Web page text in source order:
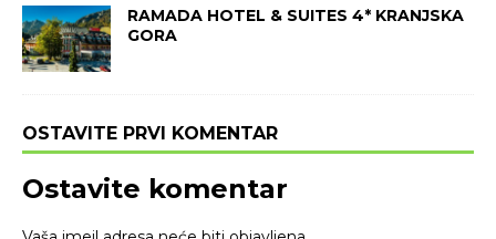
RAMADA HOTEL & SUITES 4* KRANJSKA
GORA
OSTAVITE PRVI KOMENTAR
Ostavite komentar